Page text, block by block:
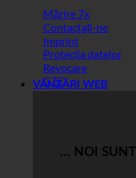
Mărire 7x
Contactați-ne
Imprint
Protecția datelor
Revocare
GTC
VÂNZĂRI WEB
... NOI